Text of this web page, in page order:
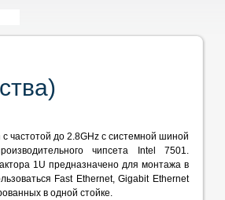
частотой до 2.8GHz с системной шиной
чипсета Intel 7501.
1U предназначено для монтажа в
Fast Ethernet, Gigabit Ethernet
в одной стойке.